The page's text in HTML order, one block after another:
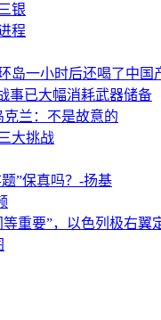
银
程
岛一小时后还喝了中国
事已大幅消耗武器储备
兰：不是故意的
大挑战
”保真吗？-扬基
重要”，以色列极右翼